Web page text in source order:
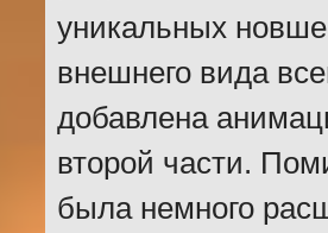
уникальных
внешнего вида
добавлена
второй части.
была немного